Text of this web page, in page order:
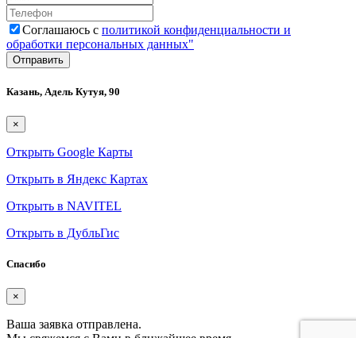
Соглашаюсь с политикой конфиденциальности и
обработки персональных данных"
Казань, Адель Кутуя, 90
×
Открыть Google Карты
Открыть в Яндекс Картах
Открыть в NAVITEL
Открыть в ДубльГис
Спасибо
×
Ваша заявка отправлена.